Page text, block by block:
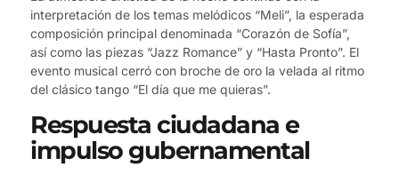
interpretación de los temas melódicos “Meli”, la esperada
composición principal denominada “Corazón de Sofía”,
así como las piezas “Jazz Romance” y “Hasta Pronto”. El
evento musical cerró con broche de oro la velada al ritmo
del clásico tango “El día que me quieras”.
Respuesta ciudadana e
impulso gubernamental